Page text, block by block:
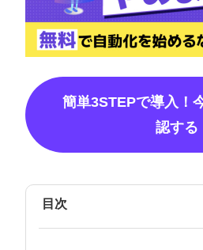
簡単3STEPで導入！
認する
目次